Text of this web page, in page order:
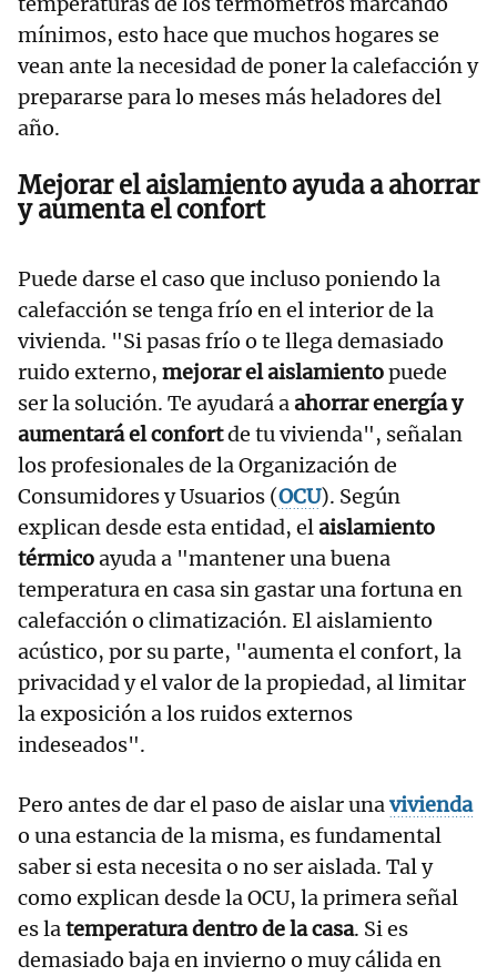
mínimos, esto hace que muchos hogares se
vean ante la necesidad de poner la calefacción y
prepararse para lo meses más heladores del
año.
Mejorar el aislamiento ayuda a ahorrar
y aumenta el confort
Puede darse el caso que incluso poniendo la
calefacción se tenga frío en el interior de la
vivienda. "Si pasas frío o te llega demasiado
ruido externo, mejorar el aislamientopuede
ser la solución. Te ayudará aahorrar energía y
aumentará el confortde tu vivienda", señalan
los profesionales de la Organización de
Consumidores y Usuarios (OCU). Según
explican desde esta entidad, elaislamiento
térmicoayuda a "mantener una buena
temperatura en casa sin gastar una fortuna en
calefacción o climatización. El aislamiento
acústico, por su parte, "aumenta el confort, la
privacidad y el valor de la propiedad, al limitar
la exposición a los ruidos externos
indeseados".
Pero antes de dar el paso de aislar unavivienda
o una estancia de la misma, es fundamental
saber si esta necesita o no ser aislada. Tal y
como explican desde la OCU, la primera señal
es latemperatura dentro de la casa. Si es
demasiado baja en invierno o muy cálida en